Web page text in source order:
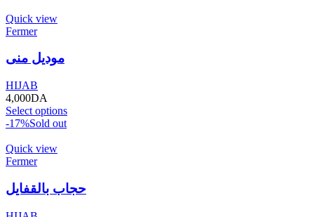
Quick view
Fermer
موديل منى
HIJAB
4,000DA
Select options
-17%Sold out
Quick view
Fermer
حجاب بالقفايل